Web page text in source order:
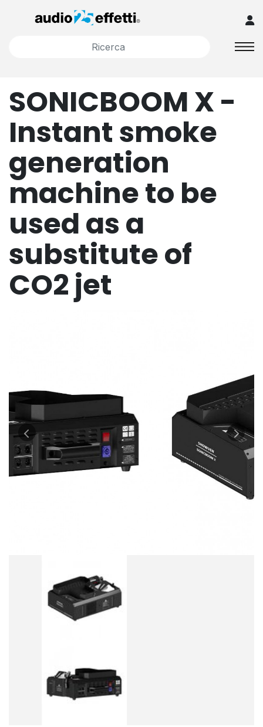
SONICBOOM X -
Instant smoke
generation
machine to be
used as a
substitute of
CO2 jet